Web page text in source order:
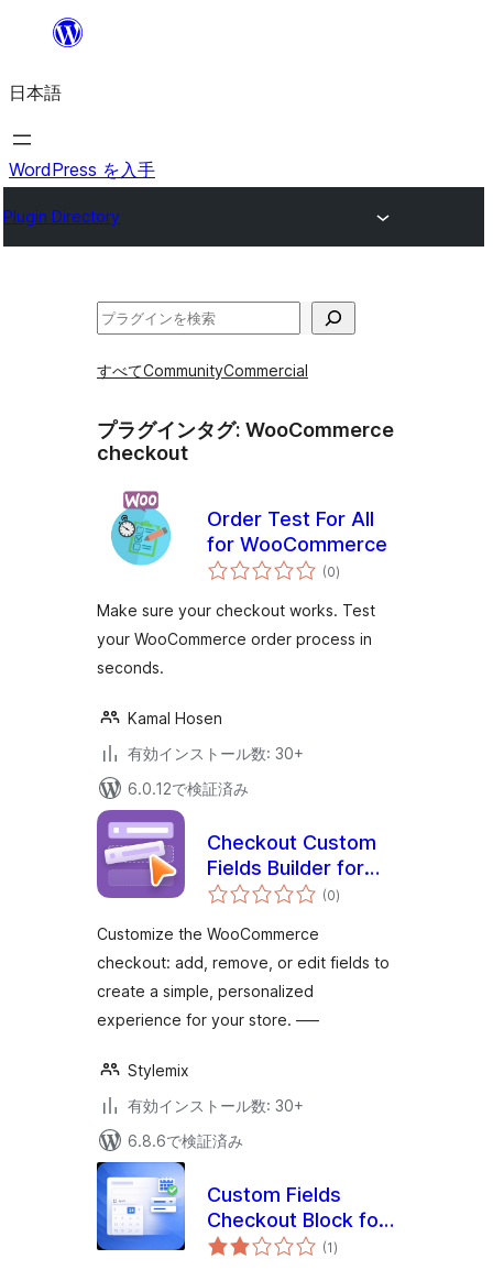
を
ス
キ
プ
日本語
WordPress を入手
Plugin Directory
検
すべてCommunityCommercial
プラグインタグ: WooCommerce
checkout
Order Test For All
for WooCommerce
(0個
の
価
)
Make sure your checkout works. Test
your WooCommerce order process in
seconds.
Kamal Hosen
有効インストール数: 30+
6.0.12で検証済み
Checkout Custom
Fields Builder for
WooCommerce
(0個
の)
Customize the WooCommerce
checkout: add, remove, or edit fields to
create a simple, personalized
experience for your store. —–
Stylemix
有効インストール数: 30+
6.8.6で検証済み
Custom Fields
Checkout Block for
WooCommerce
(1個
の)